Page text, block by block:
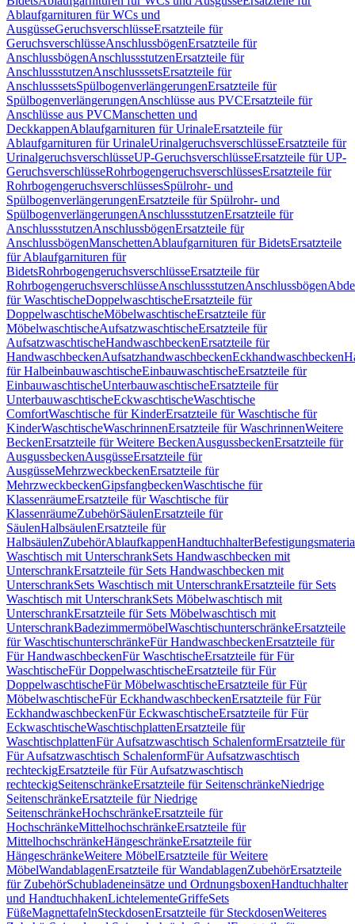
Ablaufgarnituren für WCs und
AusgüsseGeruchsverschlüsseErsatzteile für
GeruchsverschlüsseAnschlussbögenErsatzteile für
AnschlussbögenAnschlussstutzenErsatzteile für
AnschlussstutzenAnschlusssetsErsatzteile für
AnschlusssetsSpülbogenverlängerungenErsatzteile für
SpülbogenverlängerungenAnschlüsse aus PVCErsatzteile für
Anschlüsse aus PVCManschetten und
DeckkappenAblaufgarnituren für UrinaleErsatzteile für
Ablaufgarnituren für UrinaleUrinalgeruchsverschlüsseErsatzteile für
UrinalgeruchsverschlüsseUP-GeruchsverschlüsseErsatzteile für UP-
GeruchsverschlüsseRohrbogengeruchsverschlüssesErsatzteile für
RohrbogengeruchsverschlüssesSpülrohr- und
SpülbogenverlängerungenErsatzteile für Spülrohr- und
SpülbogenverlängerungenAnschlussstutzenErsatzteile für
AnschlussstutzenAnschlussbögenErsatzteile für
AnschlussbögenManschettenAblaufgarnituren für BidetsErsatzteile
für Ablaufgarnituren für
BidetsRohrbogengeruchsverschlüsseErsatzteile für
RohrbogengeruchsverschlüsseAnschlussstutzenAnschlussbögen
für WaschtischeDoppelwaschtischeErsatzteile für
DoppelwaschtischeMöbelwaschtischeErsatzteile für
MöbelwaschtischeAufsatzwaschtischeErsatzteile für
AufsatzwaschtischeHandwaschbeckenErsatzteile für
HandwaschbeckenAufsatzhandwaschbeckenEckhandwaschbecken
für HalbeinbauwaschtischeEinbauwaschtischeErsatzteile für
EinbauwaschtischeUnterbauwaschtischeErsatzteile für
UnterbauwaschtischeEckwaschtischeWaschtische
ComfortWaschtische für KinderErsatzteile für Waschtische für
KinderWaschtischeWaschrinnenErsatzteile für WaschrinnenWeitere
BeckenErsatzteile für Weitere BeckenAusgussbeckenErsatzteile für
AusgussbeckenAusgüsseErsatzteile für
AusgüsseMehrzweckbeckenErsatzteile für
MehrzweckbeckenGipsfangbeckenWaschtische für
KlassenräumeErsatzteile für Waschtische für
KlassenräumeZubehörSäulenErsatzteile für
SäulenHalbsäulenErsatzteile für
HalbsäulenZubehörAblaufkappenHandtuchhalter
Waschtisch mit UnterschrankSets Handwaschbecken mit
UnterschrankErsatzteile für Sets Handwaschbecken mit
UnterschrankSets Waschtisch mit UnterschrankErsatzteile für Sets
Waschtisch mit UnterschrankSets Möbelwaschtisch mit
UnterschrankErsatzteile für Sets Möbelwaschtisch mit
UnterschrankBadezimmermöbelWaschtischunterschränkeErsatzteile
für WaschtischunterschränkeFür HandwaschbeckenErsatzteile für
Für HandwaschbeckenFür WaschtischeErsatzteile für Für
WaschtischeFür DoppelwaschtischeErsatzteile für Für
DoppelwaschtischeFür MöbelwaschtischeErsatzteile für Für
MöbelwaschtischeFür EckhandwaschbeckenErsatzteile für Für
EckhandwaschbeckenFür EckwaschtischeErsatzteile für Für
EckwaschtischeWaschtischplattenErsatzteile für
WaschtischplattenFür Aufsatzwaschtisch SchalenformErsatzteile für
Für Aufsatzwaschtisch SchalenformFür Aufsatzwaschtisch
rechteckigErsatzteile für Für Aufsatzwaschtisch
rechteckigSeitenschränkeErsatzteile für SeitenschränkeNiedrige
SeitenschränkeErsatzteile für Niedrige
SeitenschränkeHochschränkeErsatzteile für
HochschränkeMittelhochschränkeErsatzteile für
MittelhochschränkeHängeschränkeErsatzteile für
HängeschränkeWeitere MöbelErsatzteile für Weitere
MöbelWandablagenErsatzteile für WandablagenZubehörErsatzteile
für ZubehörSchubladeneinsätze und OrdnungsboxenHandtuchhalter
und HandtuchhakenLichtelementeGriffeSets
FüßeMagnettafelnSteckdosenErsatzteile für SteckdosenWeiteres